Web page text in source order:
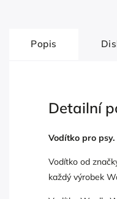
Popis
Detailní
Vodítko pro psy.
Vodítko od
každý výrobek